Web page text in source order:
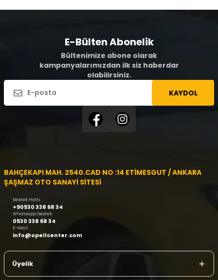
E-Bülten Abonelik
Bültenimize abone olarak
kampanyalarımızdan ilk siz haberdar
olabilirsiniz.
KAYDOL
BAHÇEKAPI MAH. 2540.CAD NO :14 ETİMESGUT / ANKARA
ŞAŞMAZ OTO SANAYİ SİTESİ
Destek Hattı
+90530 338 68 34
Whatsapp Destek
0530 338 68 34
E-Mail
info@opellcenter.com
Üyelik